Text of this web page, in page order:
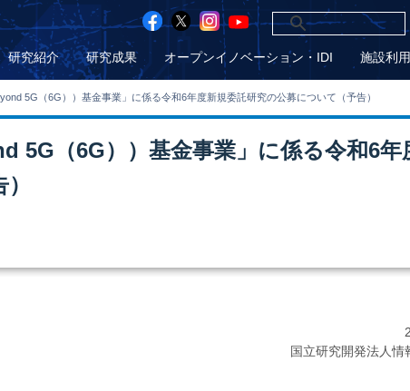
研究紹介 研究成果 オープンイノベーション・IDI 施設利用
5G（6G））基金事業」に係る令和6年度新規委託研究の公募について（予告）
5G（6G））基金事業」に係る令和6年
国立研究開発法人情